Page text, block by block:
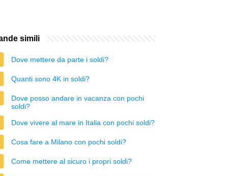
simili
Dove mettere da parte i soldi?
Quanti sono 4K in soldi?
Dove posso andare in vacanza con pochi
soldi?
Dove vivere al mare in Italia con pochi soldi?
Cosa fare a Milano con pochi soldi?
Come mettere al sicuro i propri soldi?